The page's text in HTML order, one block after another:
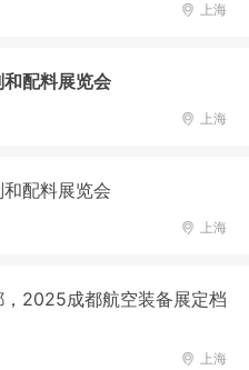
上海
配料展览会
上海
配料展览会
上海
2025成都航空装备展定档
上海